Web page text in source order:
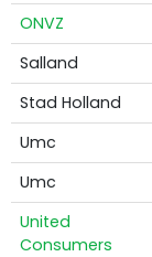
ONVZ
Salland
Stad Holland
Umc
Umc
United
Consumers